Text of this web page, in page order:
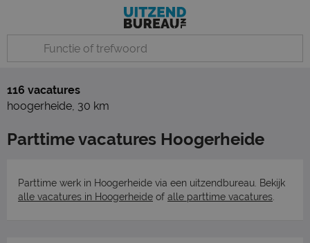
116 vacatures
hoogerheide, 30 km
Parttime vacatures Hoogerheide
Parttime werk in Hoogerheide via een uitzendbureau. Bekijk
alle vacatures in Hoogerheide of alle parttime vacatures